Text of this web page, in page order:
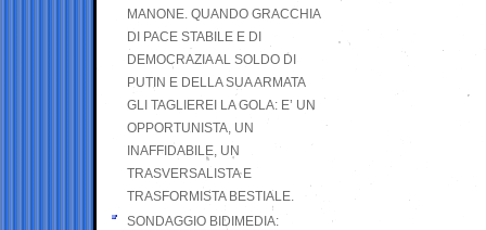
MANONE. QUANDO GRACCHIA
DI PACE STABILE E DI
DEMOCRAZIA AL SOLDO DI
PUTIN E DELLA SUA ARMATA
GLI TAGLIEREI LA GOLA: E’ UN
OPPORTUNISTA, UN
INAFFIDABILE, UN
TRASVERSALISTA E
TRASFORMISTA BESTIALE.
SONDAGGIO BIDIMEDIA: